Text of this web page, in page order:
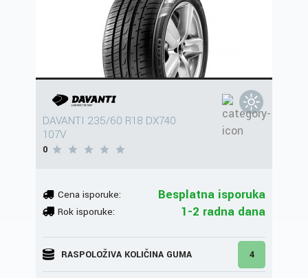
DAVANTI 235/60 R18 DX740
107V
0
Cena isporuke: Besplatna isporuka
Rok isporuke: 1-2 radna dana
RASPOLOŽIVA KOLIČINA GUMA 4